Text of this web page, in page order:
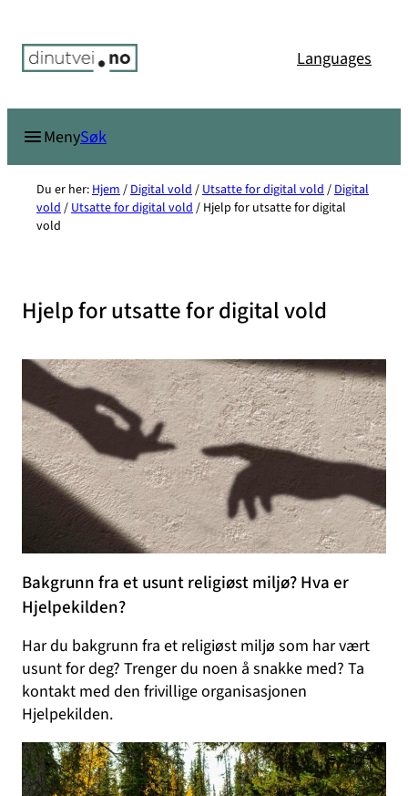
innhold
Languages
MenySøk
Du er her: Hjem / Digital vold / Utsatte for digital vold / Digital
vold / Utsatte for digital vold / Hjelp for utsatte for digital
vold
Hjelp for utsatte for digital vold
Bakgrunn fra et usunt religiøst miljø? Hva er
Hjelpekilden?
Har du bakgrunn fra et religiøst miljø som har vært
usunt for deg? Trenger du noen å snakke med? Ta
kontakt med den frivillige organisasjonen
Hjelpekilden.